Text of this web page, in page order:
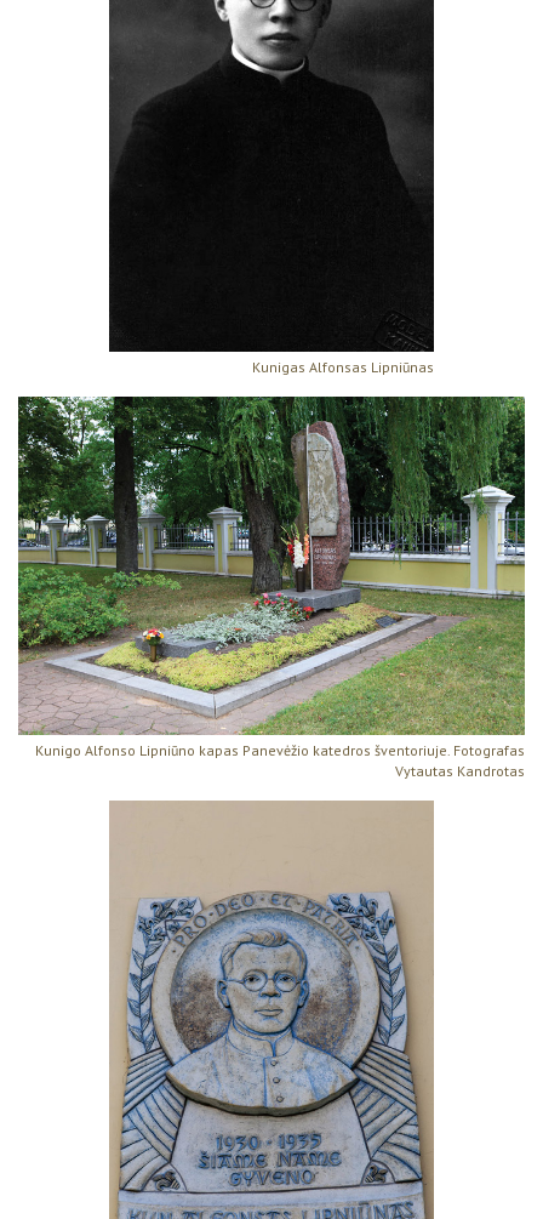
Kunigas Alfonsas Lipniūnas
Kunigo Alfonso Lipniūno kapas Panevėžio katedros šventoriuje. Fotografas
Vytautas Kandrotas